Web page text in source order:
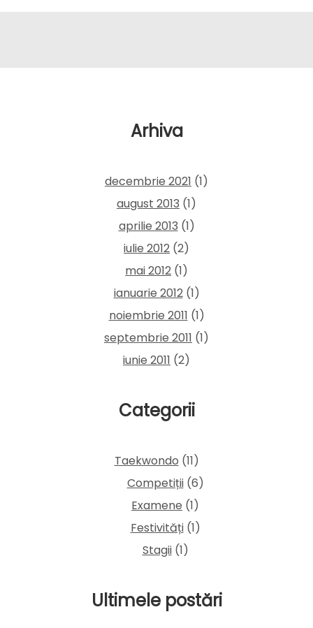
Arhiva
decembrie 2021 (1)
august 2013 (1)
aprilie 2013 (1)
iulie 2012 (2)
mai 2012 (1)
ianuarie 2012(1)
noiembrie 2011 (1)
septembrie 2011 (1)
iunie 2011 (2)
Categorii
Taekwondo (11)
Competiții(6)
Examene (1)
Festivități(1)
Stagii(1)
Ultimele postări